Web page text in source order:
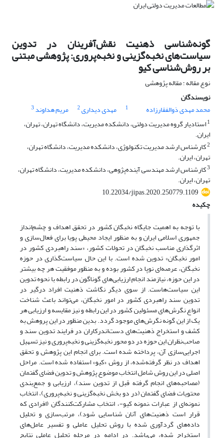
گونه‌شناسی ذهنیت نقش‌آفرینان در تدوین
سیاست‌های نخبه‌گزینی و نخبه‌پروری: پژوهشی مبتنی
بر روش‌شناسی کیو
نوع مقاله : مقاله پژوهشی
نویسندگان
محمد مهدی ذوالفقارزاده
1 مهدی دیداری2 مریم هداوند 3
1استادیار گروه مدیریت دولتی، دانشکده مدیریت، دانشگاه تهران، تهران،
ایران.
2کارشناس ارشد مدیریت تکنولوژی، دانشکده مدیریت، دانشگاه تهران،
تهران، ایران.
3کارشناس ارشد مهندسی آینده‌پژوهی، دانشکده مدیریت، دانشگاه تهران،
تهران، ایران.
10.22034/jipas.2020.250779.1109
چکیده
با توجه به اهمیت جایگاه نخبگان کشور در تحقق اهداف و چشم‌انداز
جمهوری اسلامی ایران و به منظور ایجاد محیطی پویا برای فعال‌سازی و
اثرگذاری مناسب نخبگان در تحولات کشور، «سند راهبردی کشور در
امور نخبگان» تدوین شده است. با این حال سیاست‌گذاری در حوزه
نخبگان، عرصه‌ای نوپا در کشور بوده و به منظور موفقیت هر چه بیشتر
در این حوزه، نیازمند انجام ارزیابی‌های گوناگون در رابطه با نحوه تدوین
این سیاست‌هاست. از سوی دیگر نگاشت ذهنیت افراد درگیر در
تدوین سند راهبردی کشور در امور نخبگان، می‌تواند باعث شناخت
انواع نگرش‌های مسئولین کشور در این رابطه و نیز مقایسه و ارزیابی هر
یک از این گونه نگرش‌های موجود گردد. بدین منظور در این پروهش به
کشف و استخراج ذهنیت‌های دست‌اندرکاران در فرایند تدوین سند و
صاحب‌نظران این حوزه در دو محور نخبه‌گزینی و نخبه‌پروری و نیز تسهیل
اجرایی‌سازی آن، پرداخته شده است. برای انجام این پژوهش و تحقق
اهداف در نظر گرفته‌شده، از روش «کیو» استفاده شده است. مراحل
اصلی در این روش شامل انتخاب موضوع پژوهش و تدوین فضای گفتمان
(مصاحبه‌های انجام گرفته قبل از تدوین سند)، ارزیابی و جمع‌بندی
محتویات فضای گفتمان (در دو بخش نخبه‌گزینی و نخبه‌پروری)، انتخاب
نمونه‌ای از عبارات –نمونه کیو-، انتخاب مشارکت‌کنندگان (افرادی که
قرار است ذهنیت‌های آنان شناسایی شود)، مرتب‌سازی و تحلیل
داده‌های گردآوری شده با روش تحلیل عاملی و تفسیر عامل‌های
استخراج شده، می‌باشد. در ادامه در مرحله تحلیل عاملیِ نتایج